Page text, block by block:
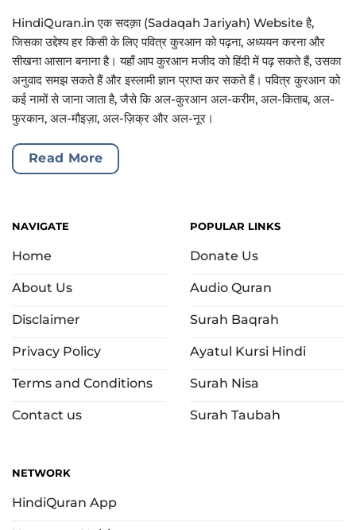
HindiQuran.in एक सदक़ा (Sadaqah Jariyah) Website है,
जिसका उद्देश्य हर किसी के लिए पवित्र कुरआन को पढ़ना, अध्ययन करना और
सीखना आसान बनाना है। यहाँ आप कुरआन मजीद को हिंदी में पढ़ सकते हैं, उसका
अनुवाद समझ सकते हैं और इस्लामी ज्ञान प्राप्त कर सकते हैं। पवित्र कुरआन को
कई नामों से जाना जाता है, जैसे कि अल-कुरआन अल-करीम, अल-किताब, अल-
फुरकान, अल-मौइज़ा, अल-ज़िक्र और अल-नूर।
Read More
NAVIGATE
Home
About Us
Disclaimer
Privacy Policy
Terms and Conditions
Contact us
POPULAR LINKS
Donate Us
Audio Quran
Surah Baqrah
Ayatul Kursi Hindi
Surah Nisa
Surah Taubah
NETWORK
HindiQuran App